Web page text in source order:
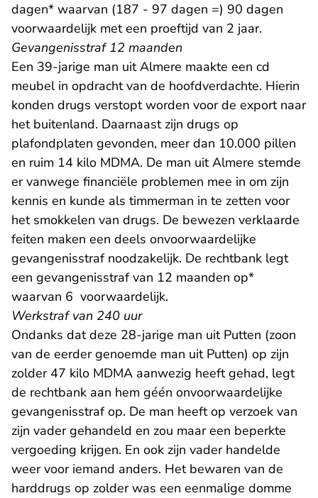
dagen* waarvan (187 - 97 dagen =) 90 dagen
voorwaardelijk met een proeftijd van 2 jaar.
Gevangenisstraf 12 maanden
Een 39-jarige man uit Almere maakte een cd
meubel in opdracht van de hoofdverdachte. Hierin
konden drugs verstopt worden voor de export naar
het buitenland. Daarnaast zijn drugs op
plafondplaten gevonden, meer dan 10.000 pillen
en ruim 14 kilo MDMA. De man uit Almere stemde
er vanwege financiële problemen mee in om zijn
kennis en kunde als timmerman in te zetten voor
het smokkelen van drugs. De bewezen verklaarde
feiten maken een deels onvoorwaardelijke
gevangenisstraf noodzakelijk. De rechtbank legt
een gevangenisstraf van 12 maanden op*
waarvan 6 voorwaardelijk.
Werkstraf van 240 uur
Ondanks dat deze 28-jarige man uit Putten (zoon
van de eerder genoemde man uit Putten) op zijn
zolder 47 kilo MDMA aanwezig heeft gehad, legt
de rechtbank aan hem géén onvoorwaardelijke
gevangenisstraf op. De man heeft op verzoek van
zijn vader gehandeld en zou maar een beperkte
vergoeding krijgen. En ook zijn vader handelde
weer voor iemand anders. Het bewaren van de
harddrugs op zolder was een eenmalige domme